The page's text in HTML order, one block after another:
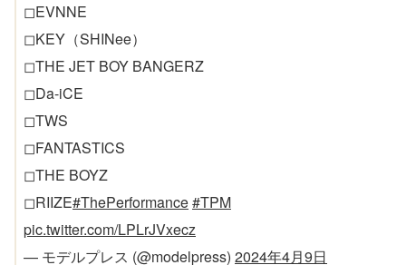
◻EVNNE
◻KEY（SHINee）
◻THE JET BOY BANGERZ
◻Da-iCE
◻TWS
◻FANTASTICS
◻THE BOYZ
◻RIIZE#ThePerformance#TPM
pic.twitter.com/LPLrJVxecz
— モデルプレス (@modelpress) 2024年4月9日